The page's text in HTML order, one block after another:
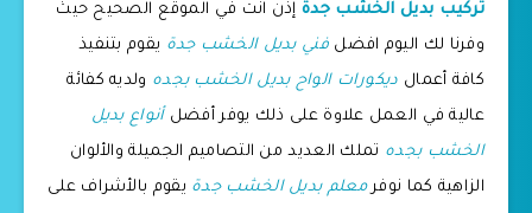
تركيب بديل الخشب جدة إذن انت في الموقع الصحيح حيث
وفرنا لك اليوم افضل فني بديل الخشب جدة يقوم بتنفيذ
كافة أعمال ديكورات الواح بديل الخشب بجده ولديه كفائة
عالية في العمل علاوة على ذلك يوفر أفضلأنواع بديل
الخشب بجده تملك العديد من التصاميم الجميلة والألوان
الزاهية كما نوفرمعلم بديل الخشب جدة يقوم بالأشراف على